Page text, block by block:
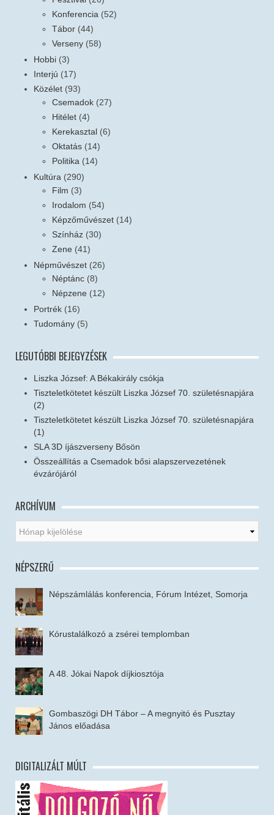
Konferencia (52)
Tábor (44)
Verseny (58)
Hobbi (3)
Interjú (17)
Közélet (93)
Csemadok (27)
Hitélet (4)
Kerekasztal (6)
Oktatás (14)
Politika (14)
Kultúra (290)
Film (3)
Irodalom (54)
Képzőművészet (14)
Színház (30)
Zene (41)
Népművészet (26)
Néptánc (8)
Népzene (12)
Portrék (16)
Tudomány (5)
LEGUTÓBBI BEJEGYZÉSEK
Liszka József: A Békakirály csókja
Tiszteletkötetet készült Liszka József 70. születésnapjára
(2)
Tiszteletkötetet készült Liszka József 70. születésnapjára
(1)
SLA 3D íjászverseny Bősön
Összeállítás a Csemadok bősi alapszervezetének
évzárójáról
ARCHÍVUM
NÉPSZERŰ
Népszámlálás konferencia, Fórum Intézet, Somorja
Kórustalálkozó a zsérei templomban
A 48. Jókai Napok díjkiosztója
Gombaszögi DH Tábor – A megnyitó és Pusztay
János előadása
DIGITALIZÁLT MÚLT